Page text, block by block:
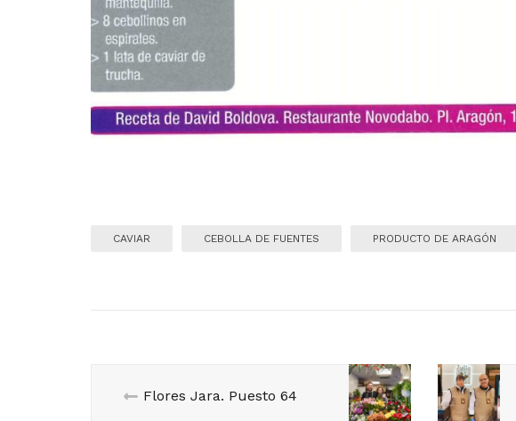
CAVIAR CEBOLLA DE FUENTES PRODUCTO DE ARAGÓN
Flores Jara. Puesto 64